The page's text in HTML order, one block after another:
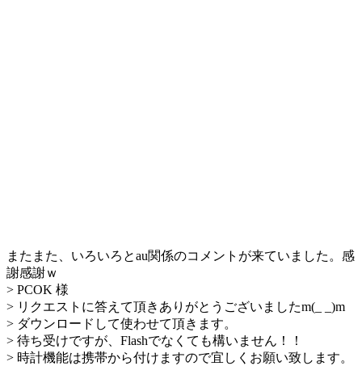
またまた、いろいろとau関係のコメントが来ていました。感
謝感謝ｗ
> PCOK 様
> リクエストに答えて頂きありがとうございましたm(_ _)m
> ダウンロードして使わせて頂きます。
> 待ち受けですが、Flashでなくても構いません！！
> 時計機能は携帯から付けますので宜しくお願い致します。